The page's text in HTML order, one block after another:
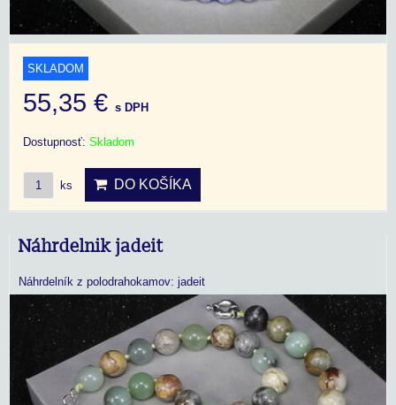
SKLADOM
55,35 € s DPH
Dostupnosť: Skladom
ks DO KOŠÍKA
Náhrdelnik jadeit
Náhrdelník z polodrahokamov: jadeit